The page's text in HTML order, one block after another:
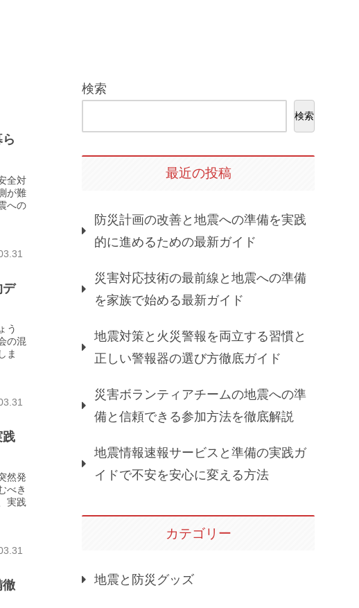
全対
が難
への
デ
う
の混
ま
践
然発
べき
実践
徹
検索
検索
最近の投稿
防災計画の改善と地震への準備を実践
的に進めるための最新ガイド
災害対応技術の最前線と地震への準備
を家族で始める最新ガイド
地震対策と火災警報を両立する習慣と
正しい警報器の選び方徹底ガイド
災害ボランティアチームの地震への準
備と信頼できる参加方法を徹底解説
地震情報速報サービスと準備の実践ガ
イドで不安を安心に変える方法
カテゴリー
地震と防災グッズ